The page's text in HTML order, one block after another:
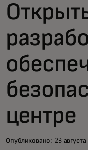
Для всего
Для
центре
Опубликовано: 23 августа